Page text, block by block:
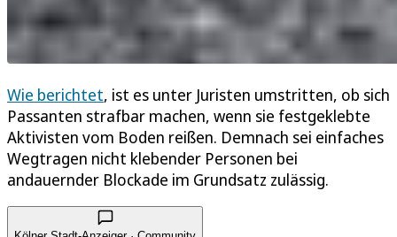
Wie berichtet, ist es unter Juristen umstritten, ob sich
Passanten strafbar machen, wenn sie festgeklebte
Aktivisten vom Boden reißen. Demnach sei einfaches
Wegtragen nicht klebender Personen bei
andauernder Blockade im Grundsatz zulässig.